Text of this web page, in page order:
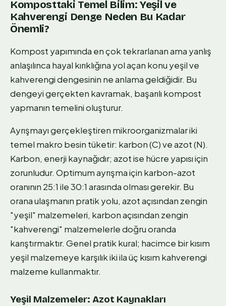
Komposttaki Temel Bilim: Yeşil ve
Kahverengi Denge Neden Bu Kadar
Önemli?
Kompost yapımında en çok tekrarlanan ama yanlış
anlaşılınca hayal kırıklığına yol açan konu yeşil ve
kahverengi dengesinin ne anlama geldiğidir. Bu
dengeyi gerçekten kavramak, başarılı kompost
yapmanın temelini oluşturur.
Ayrışmayı gerçekleştiren mikroorganizmalar iki
temel makro besin tüketir: karbon (C) ve azot (N).
Karbon, enerji kaynağıdır; azot ise hücre yapısı için
zorunludur. Optimum ayrışma için karbon-azot
oranının 25:1 ile 30:1 arasında olması gerekir. Bu
orana ulaşmanın pratik yolu, azot açısından zengin
"yeşil" malzemeleri, karbon açısından zengin
"kahverengi" malzemelerle doğru oranda
karıştırmaktır. Genel pratik kural; hacimce bir kısım
yeşil malzemeye karşılık iki ila üç kısım kahverengi
malzeme kullanmaktır.
Yeşil Malzemeler: Azot Kaynakları